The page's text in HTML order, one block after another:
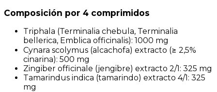
Composición por 4 comprimidos
Triphala (Terminalia chebula, Terminalia
bellerica, Emblica officinalis): 1000 mg
Cynara scolymus (alcachofa) extracto (≥ 2,5%
cinarina): 500 mg
Zingiber officinale (jengibre) extracto 2/1: 325 mg
Tamarindus indica (tamarindo) extracto 4/1: 325
mg